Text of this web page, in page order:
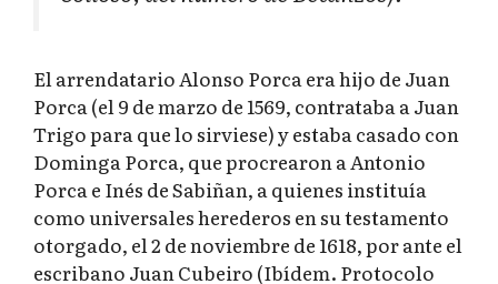
El arrendatario Alonso Porca era hijo de Juan
Porca (el 9 de marzo de 1569, contrataba a Juan
Trigo para que lo sirviese) y estaba casado con
Dominga Porca, que procrearon a Antonio
Porca e Inés de Sabiñan, a quienes instituía
como universales herederos en su testamento
otorgado, el 2 de noviembre de 1618, por ante el
escribano Juan Cubeiro (Ibídem. Protocolo